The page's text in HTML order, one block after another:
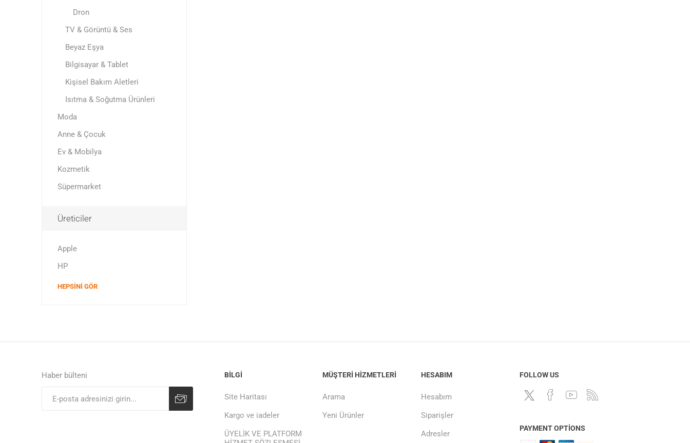
Dron
TV & Görüntü & Ses
Beyaz Eşya
Bilgisayar & Tablet
Kişisel Bakım Aletleri
Isıtma & Soğutma Ürünleri
Moda
Anne & Çocuk
Ev & Mobilya
Kozmetik
Süpermarket
Üreticiler
Apple
HP
HEPSINI GÖR
Haber bülteni BILGI
Site Haritası
Kargo ve iadeler
ÜYELİK VE PLATFORM
MÜŞTERI HIZMETLERI
Arama
Yeni Ürünler
HESABIM
Hesabım
Siparişler
Adresler
FOLLOW US
PAYMENT OPTIONS